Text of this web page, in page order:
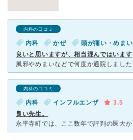
内科の口コミ
内科 かぜ 頭が痛い・めまい
良いと思いますが、相当混んではいます
内科の口コミ
内科 インフルエンザ
3.5
良い先生。